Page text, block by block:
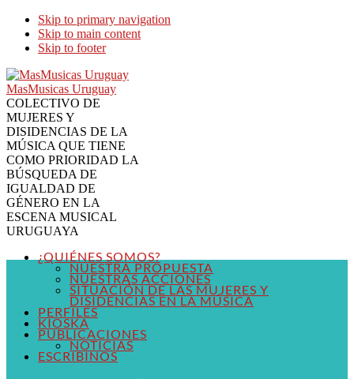
Skip to primary navigation
Skip to main content
Skip to footer
MasMusicas Uruguay
COLECTIVO DE
MUJERES Y
DISIDENCIAS DE LA
MÚSICA QUE TIENE
COMO PRIORIDAD LA
BÚSQUEDA DE
IGUALDAD DE
GÉNERO EN LA
ESCENA MUSICAL
URUGUAYA
¿QUIÉNES SOMOS?
NUESTRA PROPUESTA
NUESTRAS ACCIONES
SITUACIÓN DE LAS MUJERES Y
DISIDENCIAS EN LA MÚSICA
PERFILES
KIOSKA
PUBLICACIONES
NOTICIAS
ESCRIBINOS